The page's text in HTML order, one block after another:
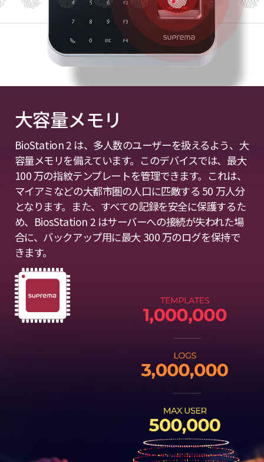
大容量メモリ
BioStation 2 は、多人数のユーザーを扱えるよう、大
容量メモリを備えています。このデバイスでは、最大
100 万の指紋テンプレートを管理できます。これは、
マイアミなどの大都市圏の人口に匹敵する 50 万人分
となります。また、すべての記録を安全に保護するた
め、BiosStation 2 はサーバーへの接続が失われた場
合に、バックアップ用に最大 300 万のログを保持で
きます。